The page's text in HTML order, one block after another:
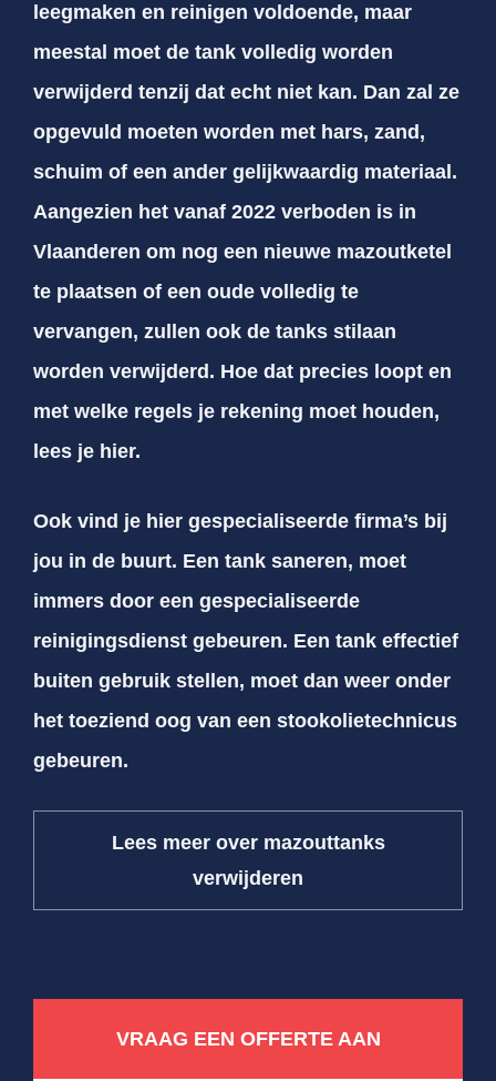
leegmaken en reinigen voldoende, maar
meestal moet de tank volledig worden
verwijderd tenzij dat echt niet kan. Dan zal ze
opgevuld moeten worden met hars, zand,
schuim of een ander gelijkwaardig materiaal.
Aangezien het vanaf 2022 verboden is in
Vlaanderen om nog een nieuwe mazoutketel
te plaatsen of een oude volledig te
vervangen, zullen ook de tanks stilaan
worden verwijderd. Hoe dat precies loopt en
met welke regels je rekening moet houden,
lees je hier.
Ook vind je hier gespecialiseerde firma’s bij
jou in de buurt. Een tank saneren, moet
immers door een gespecialiseerde
reinigingsdienst gebeuren. Een tank effectief
buiten gebruik stellen, moet dan weer onder
het toeziend oog van een stookolietechnicus
gebeuren.
Lees meer over mazouttanks
verwijderen
VRAAG EEN OFFERTE AAN